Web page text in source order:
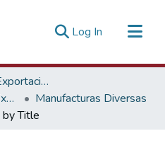
Log In (current)
Promoción de las Exportaciones
Promoción de la Oferta Exportable
Manufacturas Diversas
Title